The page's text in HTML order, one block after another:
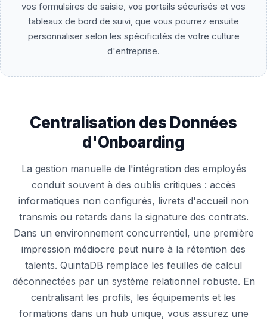
vos formulaires de saisie, vos portails sécurisés et vos
tableaux de bord de suivi, que vous pourrez ensuite
personnaliser selon les spécificités de votre culture
d'entreprise.
Centralisation des Données
d'Onboarding
La gestion manuelle de l'intégration des employés
conduit souvent à des oublis critiques : accès
informatiques non configurés, livrets d'accueil non
transmis ou retards dans la signature des contrats.
Dans un environnement concurrentiel, une première
impression médiocre peut nuire à la rétention des
talents. QuintaDB remplace les feuilles de calcul
déconnectées par un système relationnel robuste. En
centralisant les profils, les équipements et les
formations dans un hub unique, vous assurez une